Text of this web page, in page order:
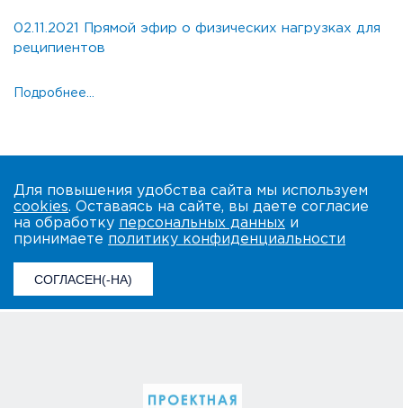
02.11.2021 Прямой эфир о физических нагрузках для
реципиентов
Подробнее...
Для повышения удобства сайта мы используем
cookies. Оставаясь на сайте, вы даете согласие
на обработку персональных данных и
принимаете политику конфиденциальности
СОГЛАСЕН(-НА)